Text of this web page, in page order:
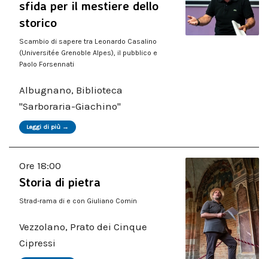
sfida per il mestiere dello
storico
Scambio di sapere tra Leonardo Casalino
(Universitée Grenoble Alpes), il pubblico e
Paolo Forsennati
Albugnano, Biblioteca
"Sarboraria-Giachino"
Leggi di più →
Ore 18:00
Storia di pietra
Strad-rama di e con Giuliano Comin
Vezzolano, Prato dei Cinque
Cipressi